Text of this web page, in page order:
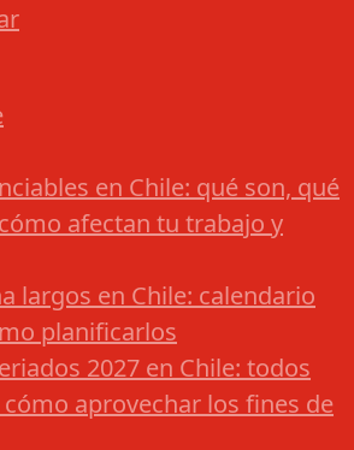
en Chile: qué son, qué
afectan tu trabajo y
largos en Chile: calendario
planificarlos
2027 en Chile: todos
aprovechar los fines de